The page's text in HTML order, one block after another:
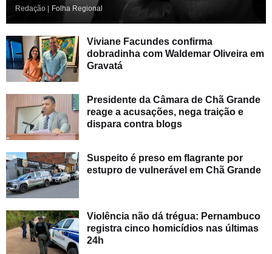
Redação | Folha Regional
Viviane Facundes confirma
dobradinha com Waldemar Oliveira em
Gravatá
Presidente da Câmara de Chã Grande
reage a acusações, nega traição e
dispara contra blogs
Suspeito é preso em flagrante por
estupro de vulnerável em Chã Grande
Violência não dá trégua: Pernambuco
registra cinco homicídios nas últimas
24h